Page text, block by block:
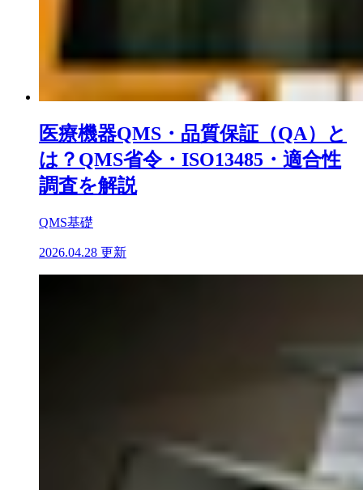
医療機器QMS・品質保証（QA）と
は？QMS省令・ISO13485・適合性
調査を解説
QMS基礎
2026.04.28 更新